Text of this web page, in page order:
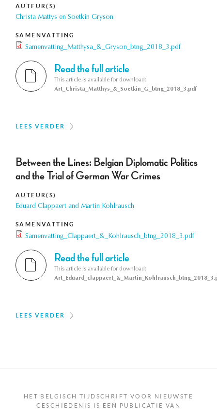
AUTEUR(S)
Christa Mattys en Soetkin Gryson
SAMENVATTING
Samenvatting_Matthysa_&_Gryson_btng_2018_3.pdf
Read the full article
This article is available for download:
Art_Christa_Matthys_&_Soetkin_G_btng_2018_3.pdf
LEES VERDER
Between the Lines: Belgian Diplomatic Politics
and the Trial of German War Crimes
AUTEUR(S)
Eduard Clappaert and Martin Kohlrausch
SAMENVATTING
Samenvatting_Clappaert_&_Kohlrausch_btng_2018_3.pdf
Read the full article
This article is available for download:
LEES VERDER
HET BELGISCH TIJDSCHRIFT VOOR NIEUWSTE
GESCHIEDENIS IS EEN PUBLICATIE VAN